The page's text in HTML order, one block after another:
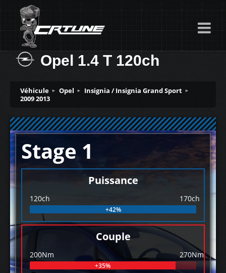
Opel 1.4 T 120ch
Véhicule Opel
Insignia / Insignia Grand Sport
2009 2013
Stage 1
Puissance
120ch 170ch
+42%
Couple
200Nm 270Nm
+35%